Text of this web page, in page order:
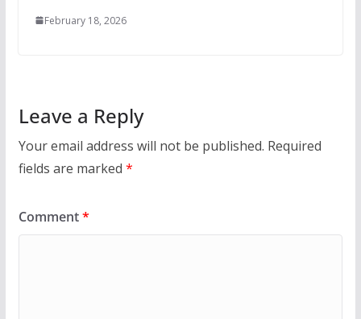
February 18, 2026
Leave a Reply
Your email address will not be published. Required
fields are marked *
Comment*